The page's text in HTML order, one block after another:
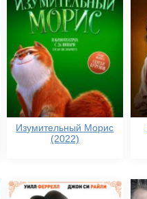
Изумительный Морис
(2022)